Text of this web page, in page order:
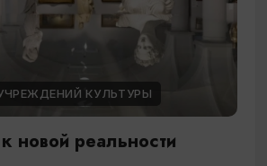
КУЛЬТУРЫ
новой реальности